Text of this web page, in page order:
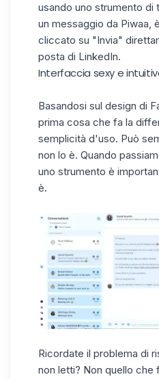
usando uno strumento di
un messaggio da Piwaa,
cliccato su "Invia"
posta di LinkedIn.
Interfaccia sexy e
Basandosi sul design di
prima cosa che fa la
semplicità d'uso. Può
non lo è. Quando
uno strumento è
è.
Ricordate il problema di
non letti? Non quello che